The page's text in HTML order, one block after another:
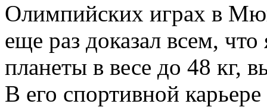
Олимпийских играх в
еще раз доказал всем,
планеты в весе до 48 кг,
В его спортивной